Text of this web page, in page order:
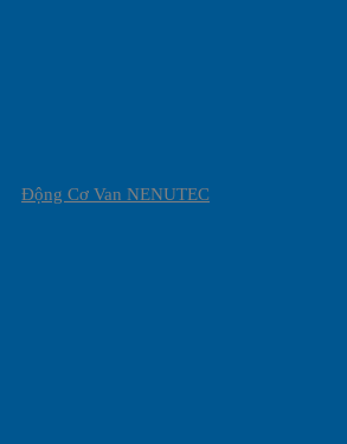
Động Cơ Van NENUTEC